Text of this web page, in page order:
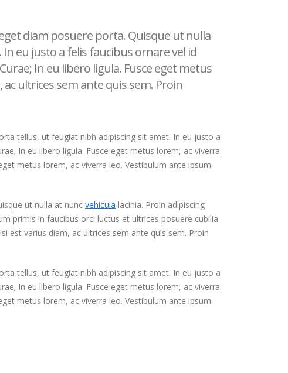
diam posuere porta. Quisque ut nulla
eu justo a felis faucibus ornare vel id
In eu libero ligula. Fusce eget metus
ultrices sem ante quis sem. Proin
tellus, ut feugiat nibh adipiscing sit amet. In eu justo a
In eu libero ligula. Fusce eget metus lorem, ac viverra
metus lorem, ac viverra leo. Vestibulum ante ipsum
ut nulla at nunc vehicula lacinia. Proin adipiscing
primis in faucibus orci luctus et ultrices posuere cubilia
est varius diam, ac ultrices sem ante quis sem. Proin
tellus, ut feugiat nibh adipiscing sit amet. In eu justo a
In eu libero ligula. Fusce eget metus lorem, ac viverra
metus lorem, ac viverra leo. Vestibulum ante ipsum